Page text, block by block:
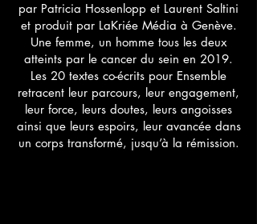
par Patricia Hossenlopp et Laurent Saltini
et produit par LaKriée Média à Genève.
Une femme, un homme tous les deux
atteints par le cancer du sein en 2019.
Les 20 textes co-écrits pour Ensemble
retracent leur parcours, leur engagement,
leur force, leurs doutes, leurs angoisses
ainsi que leurs espoirs, leur avancée dans
un corps transformé, jusqu’à la rémission.